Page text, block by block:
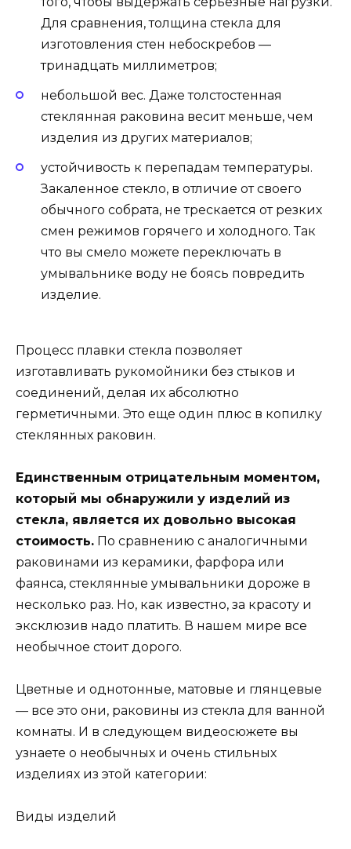
Для сравнения, толщина стекла для
изготовления стен небоскребов —
тринадцать миллиметров;
небольшой вес. Даже толстостенная
стеклянная раковина весит меньше, чем
изделия из других материалов;
устойчивость к перепадам температуры.
Закаленное стекло, в отличие от своего
обычного собрата, не трескается от резких
смен режимов горячего и холодного. Так
что вы смело можете переключать в
умывальнике воду не боясь повредить
изделие.
Процесс плавки стекла позволяет
изготавливать рукомойники без стыков и
соединений, делая их абсолютно
герметичными. Это еще один плюс в копилку
стеклянных раковин.
Единственным отрицательным моментом,
который мы обнаружили у изделий из
стекла, является их довольно высокая
стоимость. По сравнению с аналогичными
раковинами из керамики, фарфора или
фаянса, стеклянные умывальники дороже в
несколько раз. Но, как известно, за красоту и
эксклюзив надо платить. В нашем мире все
необычное стоит дорого.
Цветные и однотонные, матовые и глянцевые
— все это они, раковины из стекла для ванной
комнаты. И в следующем видеосюжете вы
узнаете о необычных и очень стильных
изделиях из этой категории:
Виды изделий